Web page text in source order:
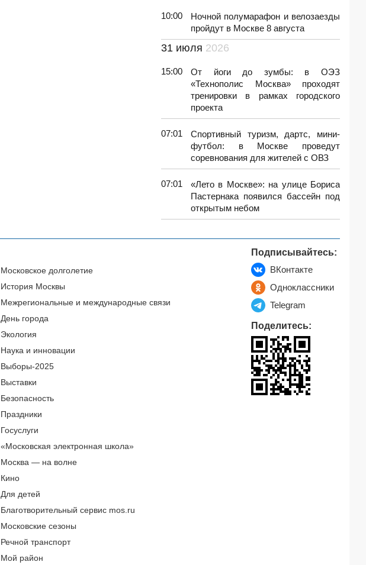
10:00
Ночной полумарафон и велозаезды
пройдут в Москве 8 августа
31 июля 2026
15:00
От йоги до зумбы: в ОЭЗ
«Технополис Москва» проходят
тренировки в рамках городского
проекта
07:01
Спортивный туризм, дартс, мини-
футбол: в Москве проведут
соревнования для жителей с ОВЗ
07:01
«Лето в Москве»: на улице Бориса
Пастернака появился бассейн под
открытым небом
Московское долголетие
История Москвы
Межрегиональные и международные связи
День города
Экология
Наука и инновации
Выборы-2025
Выставки
Безопасность
Праздники
Госуслуги
«Московская электронная школа»
Москва — на волне
Кино
Для детей
Благотворительный сервис mos.ru
Московские сезоны
Речной транспорт
Мой район
Подписывайтесь:
ВКонтакте
Одноклассники
Telegram
Поделитесь: